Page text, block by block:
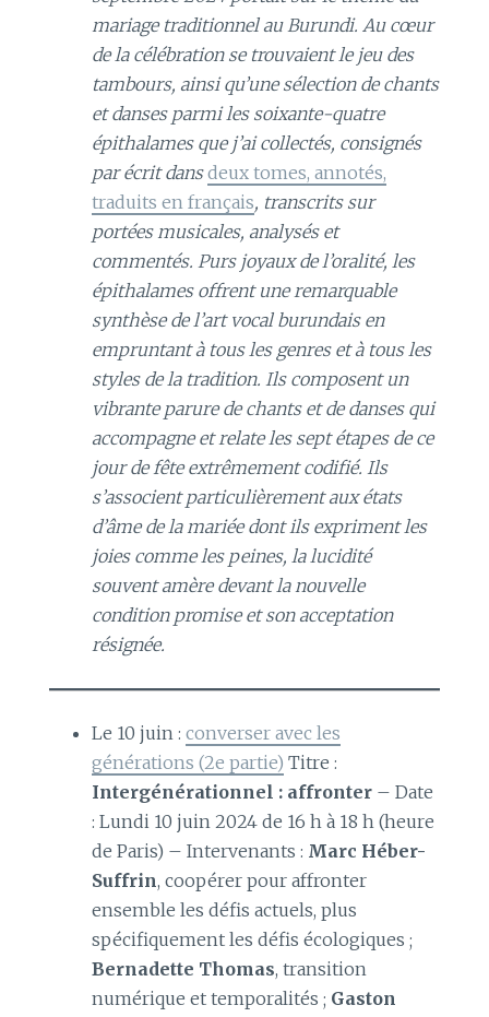
mariage traditionnel au Burundi. Au cœur
de la célébration se trouvaient le jeu des
tambours, ainsi qu’une sélection de chants
et danses parmi les soixante-quatre
épithalames que j’ai collectés, consignés
par écrit dansdeux tomes, annotés,
traduits en français, transcrits sur
portées musicales, analysés et
commentés. Purs joyaux de l’oralité, les
épithalames offrent une remarquable
synthèse de l’art vocal burundais en
empruntant à tous les genres et à tous les
styles de la tradition. Ils composent un
vibrante parure de chants et de danses qui
accompagne et relate les sept étapes de ce
jour de fête extrêmement codifié. Ils
s’associent particulièrement aux états
d’âme de la mariée dont ils expriment les
joies comme les peines, la lucidité
souvent amère devant la nouvelle
condition promise et son acceptation
résignée.
Le 10 juin : converser avec les
générations (2e partie) Titre :
Intergénérationnel : affronter– Date
: Lundi 10 juin 2024 de 16 h à 18 h (heure
de Paris) – Intervenants : Marc Héber-
Suffrin, coopérer pour affronter
ensemble les défis actuels, plus
spécifiquement les défis écologiques ;
Bernadette Thomas, transition
numérique et temporalités ; Gaston